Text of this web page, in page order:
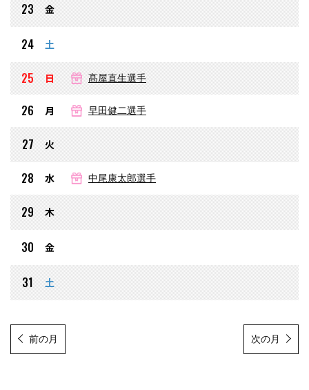
23 金
24 土
25 日 髙屋直生選手
26 月 早田健二選手
27 火
28 水 中尾康太郎選手
29 木
30 金
31 土
前の月 次の月